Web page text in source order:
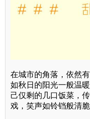
在城市的角落，依然
如秋日的阳光一般温
己仅剩的几口饭菜，
戏，笑声如铃铛般清